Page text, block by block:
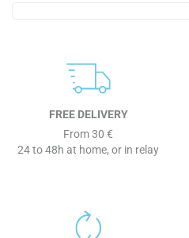
FREE DELIVERY
From 30 €
24 to 48h at home, or in relay